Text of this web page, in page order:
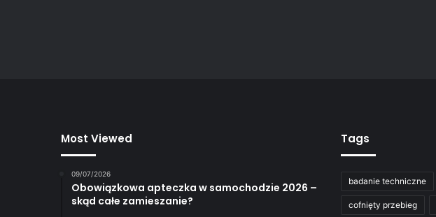
Most Viewed
09/07/2026
Obowiązkowa apteczka w samochodzie 2026 –
skąd całe zamieszanie?
Tags
badanie techniczne
cofnięty przebieg